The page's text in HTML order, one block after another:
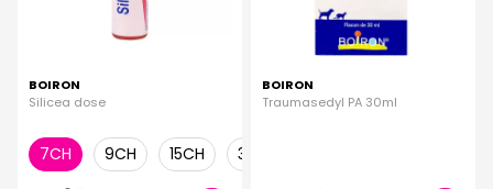
BOIRON
Silicea dose
7CH 9CH 15CH 30CH
BOIRON
Traumasedyl PA 30ml